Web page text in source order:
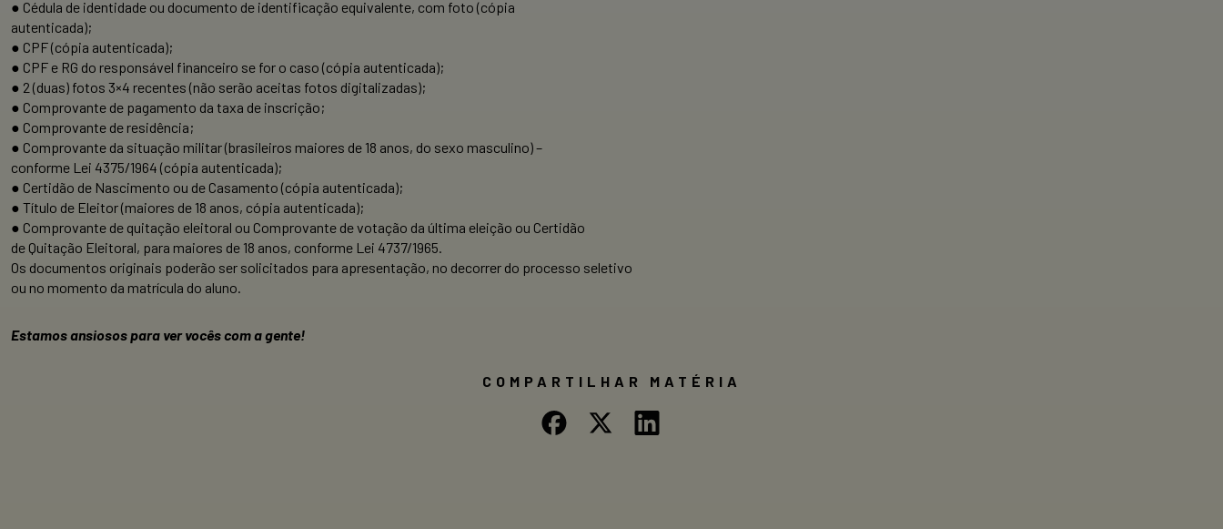
● Cédula de identidade ou documento de identificação equivalente, com foto (cópia
autenticada);
● CPF (cópia autenticada);
● CPF e RG do responsável financeiro se for o caso (cópia autenticada);
● 2 (duas) fotos 3×4 recentes (não serão aceitas fotos digitalizadas);
● Comprovante de pagamento da taxa de inscrição;
● Comprovante de residência;
● Comprovante da situação militar (brasileiros maiores de 18 anos, do sexo masculino) –
conforme Lei 4375/1964 (cópia autenticada);
● Certidão de Nascimento ou de Casamento (cópia autenticada);
● Título de Eleitor (maiores de 18 anos, cópia autenticada);
● Comprovante de quitação eleitoral ou Comprovante de votação da última eleição ou Certidão
de Quitação Eleitoral, para maiores de 18 anos, conforme Lei 4737/1965.
Os documentos originais poderão ser solicitados para apresentação, no decorrer do processo seletivo
ou no momento da matrícula do aluno.
Estamos ansiosos para ver vocês com a gente!
COMPARTILHAR MATÉRIA